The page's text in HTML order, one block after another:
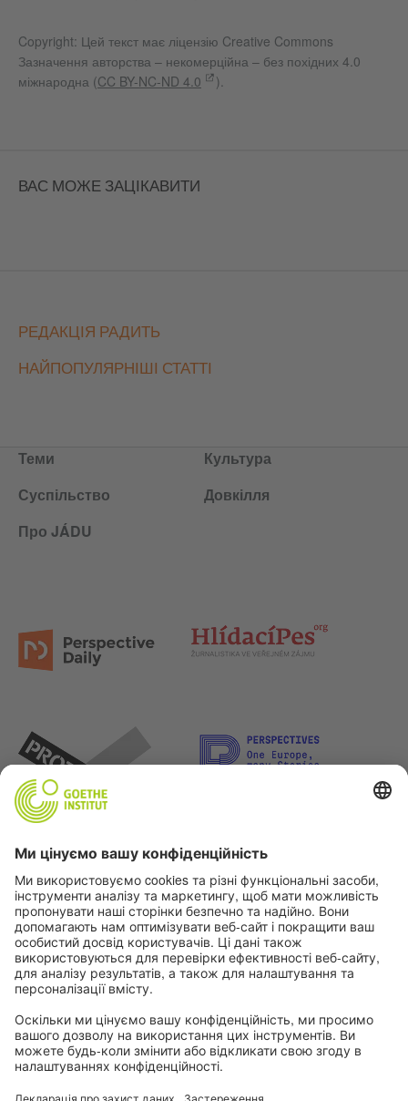
Copyright: Цей текст має ліцензію Creative Commons
Зазначення авторства – некомерційна – без похідних 4.0
міжнародна (CC BY-NC-ND 4.0 ).
ВАС МОЖЕ ЗАЦІКАВИТИ
РЕДАКЦІЯ РАДИТЬ
НАЙПОПУЛЯРНІШІ СТАТТІ
Теми
Культура
Суспільство
Довкілля
Про JÁDU
Давайте бути друзями! Слідкуйте за нами: